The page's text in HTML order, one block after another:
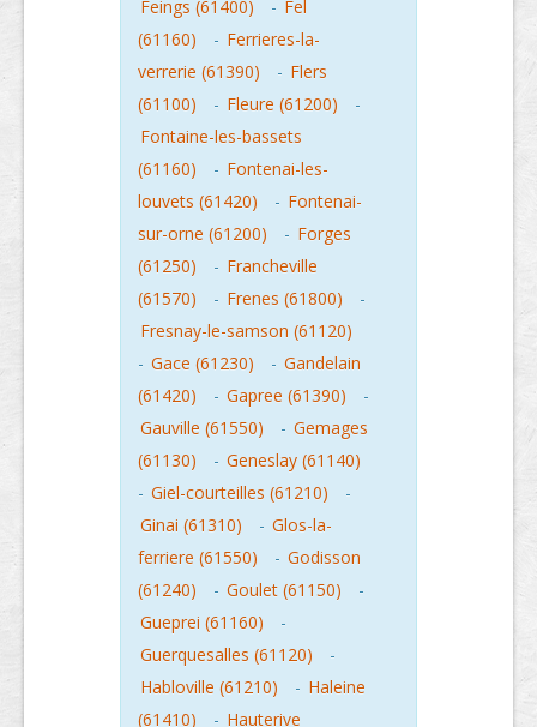
Feings (61400) - Fel
(61160)
- Ferrieres-la-
verrerie (61390)
- Flers
(61100)
- Fleure (61200)
-
Fontaine-les-bassets
(61160)
- Fontenai-les-
louvets (61420)
- Fontenai-
sur-orne (61200)
- Forges
(61250)
- Francheville
(61570)
- Frenes (61800)
-
Fresnay-le-samson (61120)
- Gace (61230) - Gandelain
(61420)
- Gapree (61390)
-
Gauville (61550)
- Gemages
(61130)
- Geneslay (61140)
- Giel-courteilles (61210)
-
Ginai (61310)
- Glos-la-
ferriere (61550)
- Godisson
(61240)
- Goulet (61150)
-
Gueprei (61160)
-
Guerquesalles (61120)
-
Habloville (61210)
- Haleine
(61410)
- Hauterive